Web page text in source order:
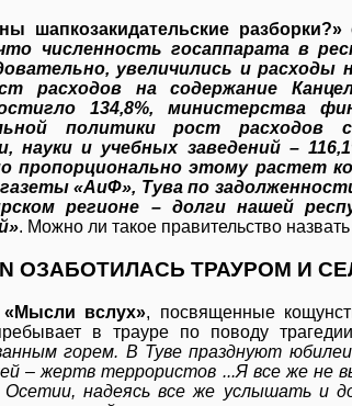
шапкозакидательские разборки?»
численность госаппарата в
увеличились и расходы
расходов на содержание
134,8%, министерства
политики рост расходов
науки и учебных заведений –
пропорционально этому растет
«АиФ», Тува по
регионе – долги нашей
. Можно ли такое правительство
ОЗАБОТИЛАСЬ ТРАУРОМ И
«Мысли вслух», посвященные
в трауре по поводу
горем. В Туве празднуют
– жертв террористов ...Я все же не
Осетии, надеясь все же услышать и